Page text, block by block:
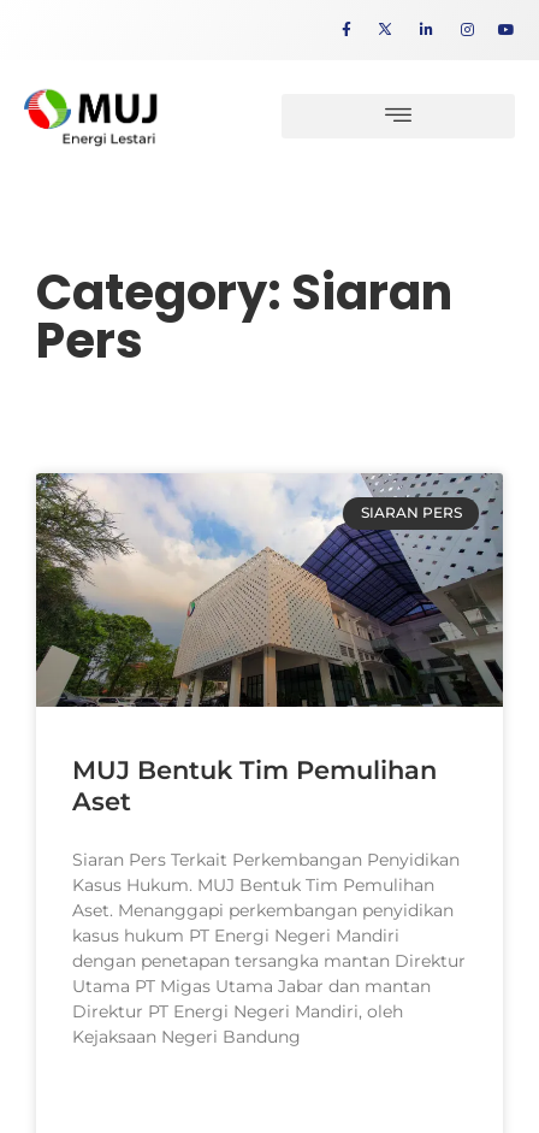
Category: Siaran
Pers
SIARAN PERS
MUJ Bentuk Tim Pemulihan
Aset
Siaran Pers Terkait Perkembangan Penyidikan
Kasus Hukum. MUJ Bentuk Tim Pemulihan
Aset. Menanggapi perkembangan penyidikan
kasus hukum PT Energi Negeri Mandiri
dengan penetapan tersangka mantan Direktur
Utama PT Migas Utama Jabar dan mantan
Direktur PT Energi Negeri Mandiri, oleh
Kejaksaan Negeri Bandung